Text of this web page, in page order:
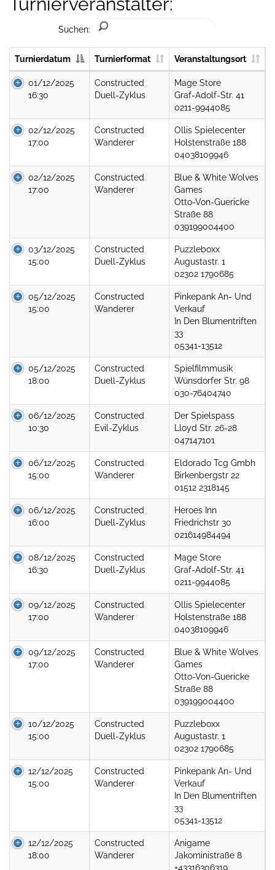
Suchen:
Turnierdatum Turnierformat Veranstaltungsort
01/12/2025
16:30
Constructed
Duell-Zyklus
Mage Store
Graf-Adolf-Str. 41
0211-9944085
02/12/2025
17:00
Constructed
Wanderer
Ollis Spielecenter
Holstenstraße 188
04038109946
02/12/2025
17:00
Constructed
Wanderer
Blue & White Wolves
Games
Otto-Von-Guericke
Straße 88
039199004400
03/12/2025
15:00
Constructed
Duell-Zyklus
Puzzleboxx
Augustastr. 1
02302 1790685
05/12/2025
15:00
Constructed
Wanderer
Pinkepank An- Und
Verkauf
In Den Blumentriften
33
05341-13512
05/12/2025
18:00
Constructed
Duell-Zyklus
Spielfilmmusik
Wünsdorfer Str. 98
030-76404740
06/12/2025
10:30
Constructed
Evil-Zyklus
Der Spielspass
Lloyd Str. 26-28
047147101
06/12/2025
15:00
Constructed
Wanderer
Eldorado Tcg Gmbh
Birkenbergstr 22
01512 2318145
06/12/2025
16:00
Constructed
Duell-Zyklus
Heroes Inn
Friedrichstr 30
021614984494
08/12/2025
16:30
Constructed
Duell-Zyklus
Mage Store
Graf-Adolf-Str. 41
0211-9944085
09/12/2025
17:00
Constructed
Wanderer
Ollis Spielecenter
Holstenstraße 188
04038109946
09/12/2025
17:00
Constructed
Wanderer
Blue & White Wolves
Games
Otto-Von-Guericke
Straße 88
039199004400
10/12/2025
15:00
Constructed
Duell-Zyklus
Puzzleboxx
Augustastr. 1
02302 1790685
12/12/2025
15:00
Constructed
Wanderer
Pinkepank An- Und
Verkauf
In Den Blumentriften
33
05341-13512
12/12/2025
18:00
Constructed
Wanderer
Anigame
Jakoministraße 8
+43316306319